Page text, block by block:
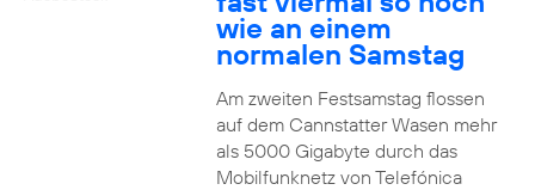
wie an einem
normalen Samstag
Am zweiten Festsamstag flossen
auf dem Cannstatter Wasen mehr
als 5000 Gigabyte durch das
Mobilfunknetz von Telefónica